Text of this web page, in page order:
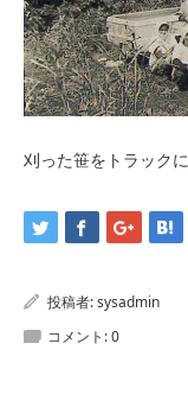
刈った笹をトラック
投稿者:sysadmin
コメント:0